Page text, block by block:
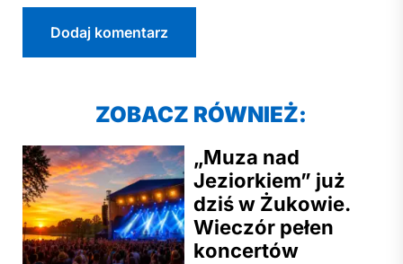
ZOBACZ RÓWNIEŻ:
„Muza nad
Jeziorkiem” już
dziś w Żukowie.
Wieczór pełen
koncertów